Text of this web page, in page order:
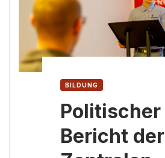
BILDUNG
Politischer
Bericht der